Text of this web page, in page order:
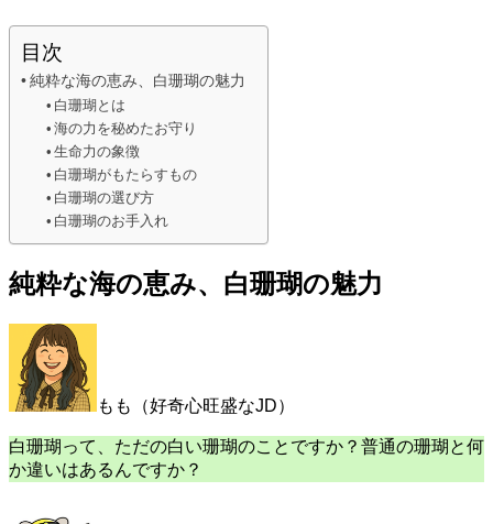
目次
純粋な海の恵み、白珊瑚の魅力
白珊瑚とは
海の力を秘めたお守り
生命力の象徴
白珊瑚がもたらすもの
白珊瑚の選び方
白珊瑚のお手入れ
純粋な海の恵み、白珊瑚の魅力
もも（好奇心旺盛なJD）
白珊瑚って、ただの白い珊瑚のことですか？普通の珊瑚と何
か違いはあるんですか？